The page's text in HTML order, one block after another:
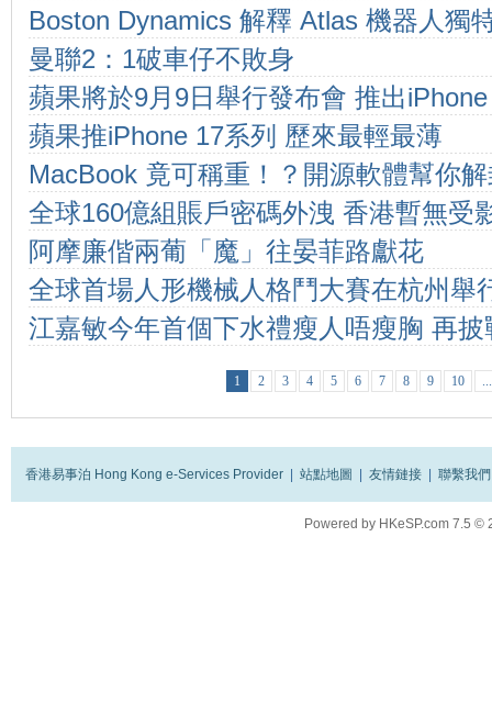
Boston Dynamics 解釋 Atlas 機器人獨
計理念
曼聯2：1破車仔不敗身
蘋果將於9月9日舉行發布會 推出
表
蘋果推iPhone 17系列 歷來最輕最薄
MacBook 竟可稱重！？開源軟體幫你
全球160億組賬戶密碼外洩 香港暫無受
阿摩廉偕兩葡「魔」往晏菲路獻花
全球首場人形機械人格鬥大賽在杭州舉
江嘉敏今年首個下水禮瘦人唔瘦胸 再
1 2 3 4 5 6 7 8 9 10
香港易事泊 Hong Kong e-Services Provider 站點地圖 友情鏈接 聯繫我們
Powered by HKeSP.com 7.5 ©